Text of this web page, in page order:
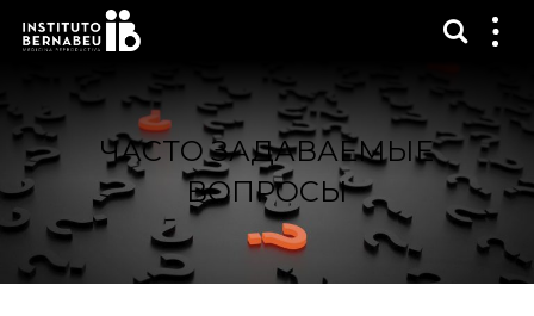
ЧАСТО ЗАДАВАЕМЫЕ
ВОПРОСЫ